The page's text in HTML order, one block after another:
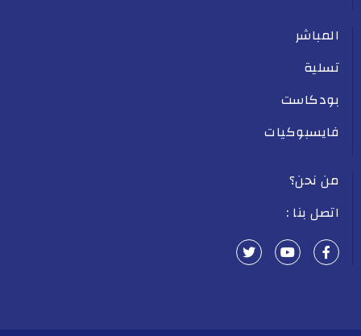
المباشر
تسلية
بودكاست
فايسبوكيات
من نحن؟
اتصل بنا :